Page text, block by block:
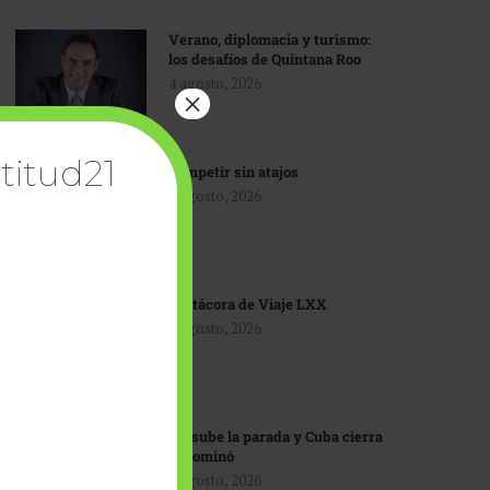
Verano, diplomacia y turismo:
los desafíos de Quintana Roo
4 agosto, 2026
Competir sin atajos
4 agosto, 2026
Bitácora de Viaje LXX
3 agosto, 2026
EU sube la parada y Cuba cierra
el dominó
3 agosto, 2026
×